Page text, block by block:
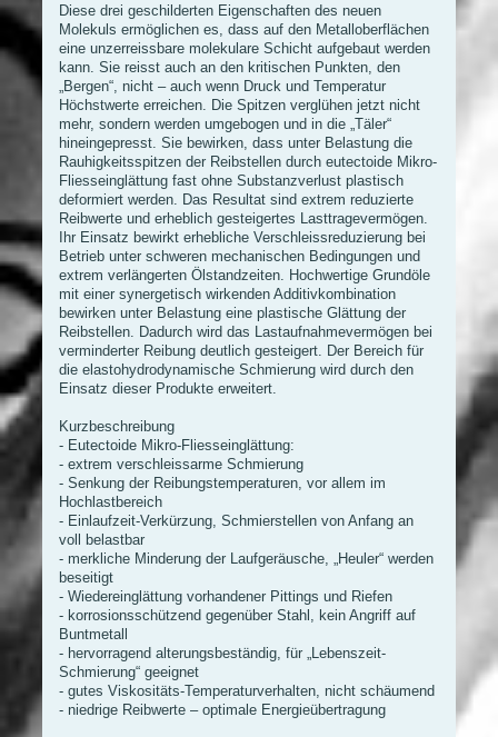
Diese drei geschilderten Eigenschaften des neuen
Molekuls ermöglichen es, dass auf den Metalloberflächen
eine unzerreissbare molekulare Schicht aufgebaut werden
kann. Sie reisst auch an den kritischen Punkten, den
„Bergen“, nicht – auch wenn Druck und Temperatur
Höchstwerte erreichen. Die Spitzen verglühen jetzt nicht
mehr, sondern werden umgebogen und in die „Täler“
hineingepresst. Sie bewirken, dass unter Belastung die
Rauhigkeitsspitzen der Reibstellen durch eutectoide Mikro-
Fliesseinglättung fast ohne Substanzverlust plastisch
deformiert werden. Das Resultat sind extrem reduzierte
Reibwerte und erheblich gesteigertes Lasttragevermögen.
Ihr Einsatz bewirkt erhebliche Verschleissreduzierung bei
Betrieb unter schweren mechanischen Bedingungen und
extrem verlängerten Ölstandzeiten. Hochwertige Grundöle
mit einer synergetisch wirkenden Additivkombination
bewirken unter Belastung eine plastische Glättung der
Reibstellen. Dadurch wird das Lastaufnahmevermögen bei
verminderter Reibung deutlich gesteigert. Der Bereich für
die elastohydrodynamische Schmierung wird durch den
Einsatz dieser Produkte erweitert.
Kurzbeschreibung
- Eutectoide Mikro-Fliesseinglättung:
- extrem verschleissarme Schmierung
- Senkung der Reibungstemperaturen, vor allem im
Hochlastbereich
- Einlaufzeit-Verkürzung, Schmierstellen von Anfang an
voll belastbar
- merkliche Minderung der Laufgeräusche, „Heuler“ werden
beseitigt
- Wiedereinglättung vorhandener Pittings und Riefen
- korrosionsschützend gegenüber Stahl, kein Angriff auf
Buntmetall
- hervorragend alterungsbeständig, für „Lebenszeit-
Schmierung“ geeignet
- gutes Viskositäts-Temperaturverhalten, nicht schäumend
- niedrige Reibwerte – optimale Energieübertragung